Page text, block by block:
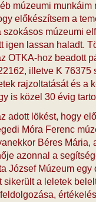
múzeumi munkáim
előkészítsem a
szokásos múzeumi
igen lassan haladt.
OTKA-hoz beadott
illetve K 76375
rajzoltatását és a
is közel 30 évig
adott lökést, hogy
Móra Ferenc
Béres Mária,
azonnal a
József Múzeum egy
sikerült a leletek